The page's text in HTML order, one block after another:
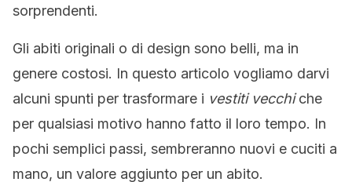
sorprendenti.
Gli abiti originali o di design sono belli, ma in
genere costosi. In questo articolo vogliamo darvi
alcuni spunti per trasformare i vestiti vecchiche
per qualsiasi motivo hanno fatto il loro tempo. In
pochi semplici passi, sembreranno nuovi e cuciti a
mano, un valore aggiunto per un abito.